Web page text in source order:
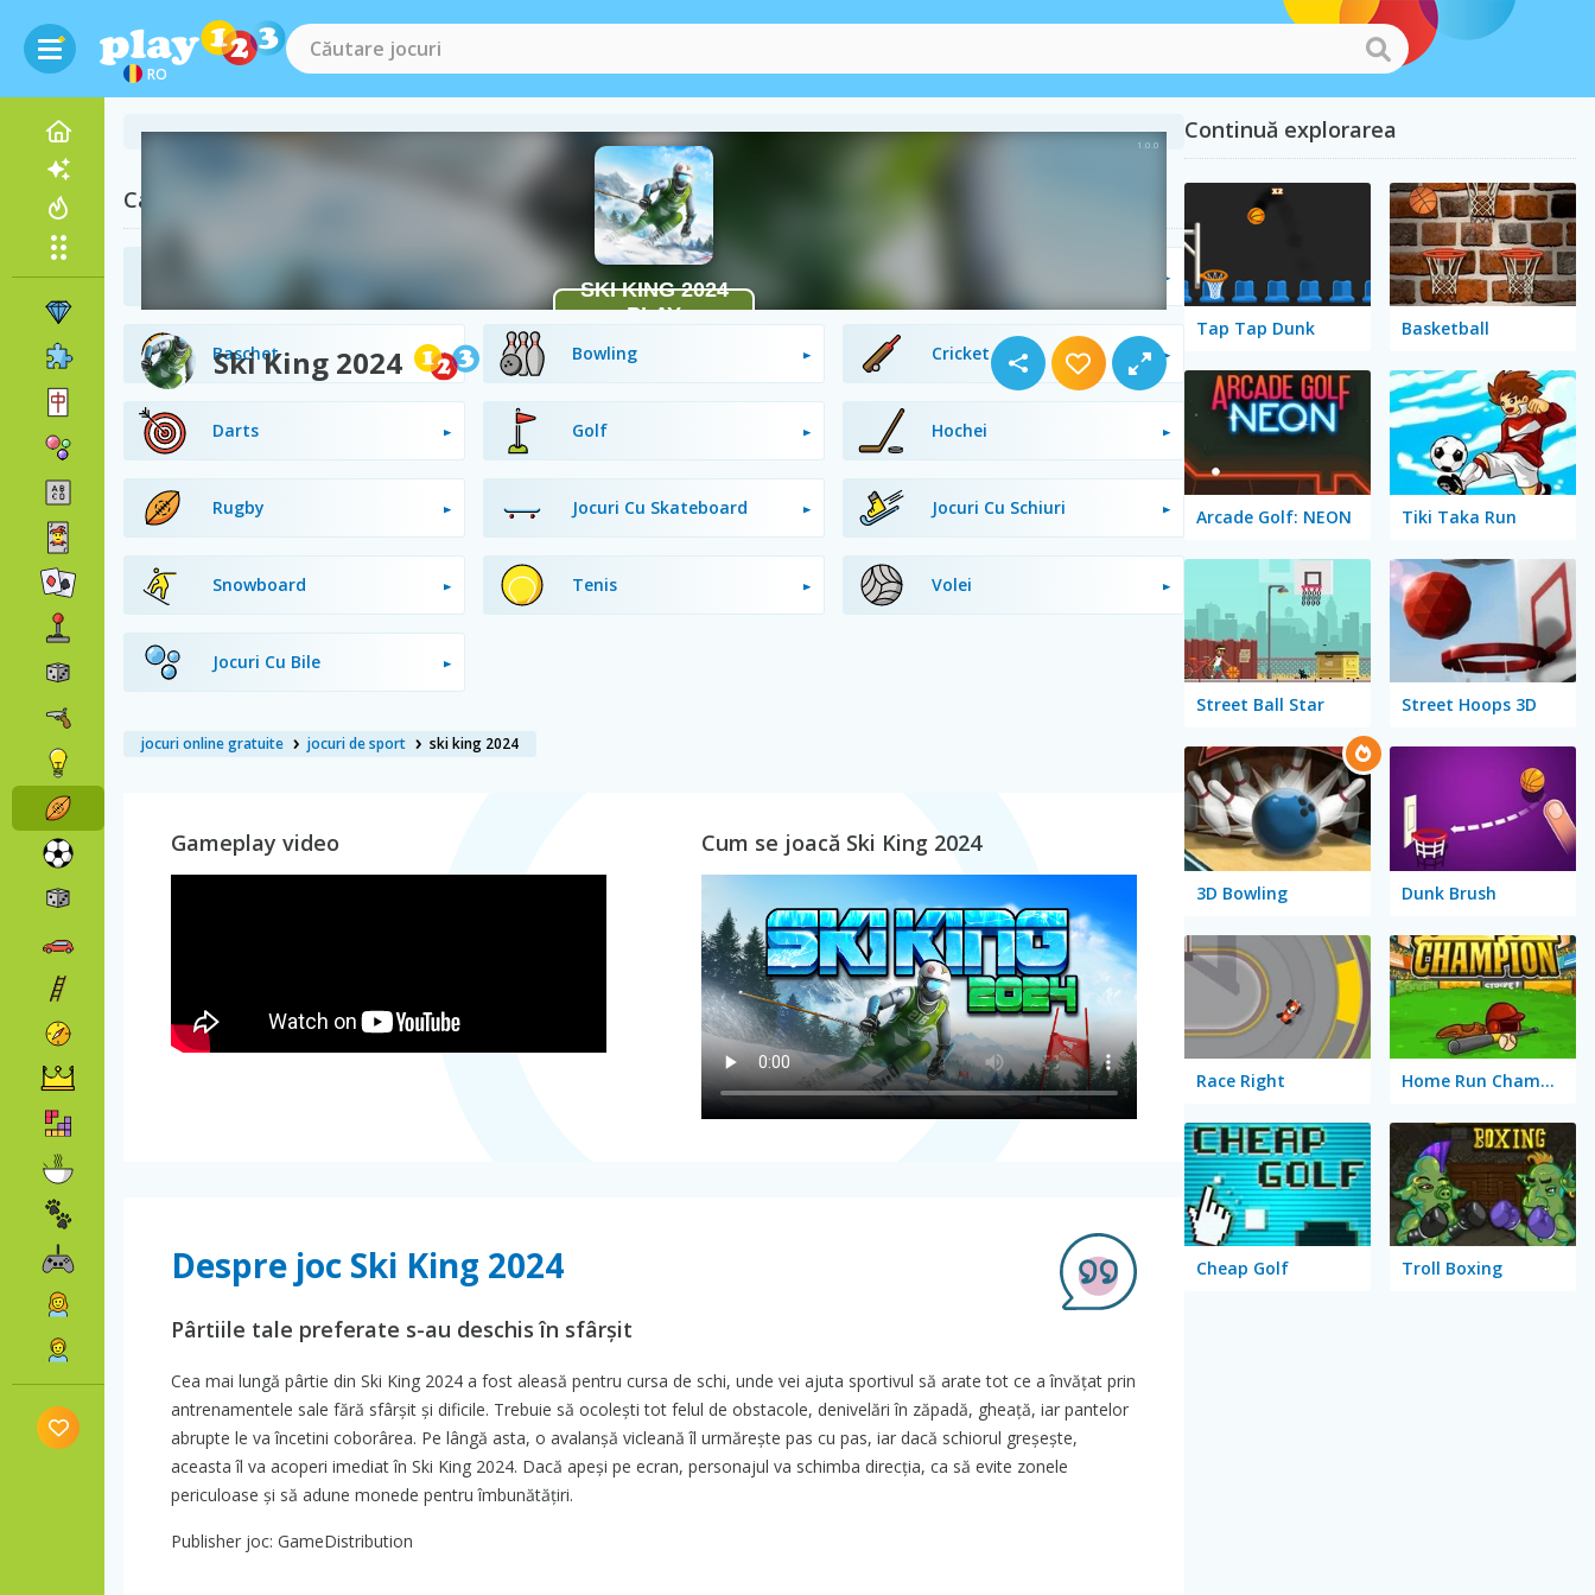
RO
Ski King 2024
Categorii similare
Fotbal American
Baschet Bowling Cricket
Darts Golf Hochei
Rugby Jocuri Cu Skateboard Jocuri Cu Schiuri
Snowboard Tenis Volei
Jocuri Cu Bile
jocuri online gratuite jocuri de sport ski king 2024
Gameplay video Cum se joacă Ski King 2024
Despre joc Ski King 2024
Pârtiile tale preferate s-au deschis în sfârșit
Cea mai lungă pârtie din Ski King 2024 a fost aleasă pentru cursa de schi, unde vei ajuta sportivul să arate tot ce a învățat prin
antrenamentele sale fără sfârșit și dificile. Trebuie să ocolești tot felul de obstacole, denivelări în zăpadă, gheață, iar pantelor
abrupte le va încetini coborârea. Pe lângă asta, o avalanșă vicleană îl urmărește pas cu pas, iar dacă schiorul greșește,
aceasta îl va acoperi imediat în Ski King 2024. Dacă apeși pe ecran, personajul va schimba direcția, ca să evite zonele
periculoase și să adune monede pentru îmbunătățiri.
Publisher joc: GameDistribution
Continuă explorarea
Tap Tap Dunk Basketball
Arcade Golf: NEON Tiki Taka Run
Street Ball Star Street Hoops 3D
3D Bowling Dunk Brush
Race Right Home Run Champion
Cheap Golf Troll Boxing